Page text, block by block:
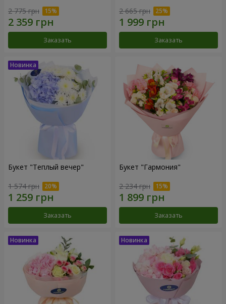
2 775 грн
Заказать
2 665 грн
Заказать
Букет "Теплый вечер"
1 574 грн
Заказать
Букет "Гармония"
2 234 грн
Заказать